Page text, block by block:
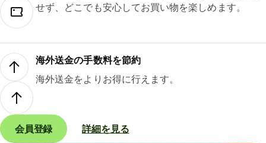
せず、どこでも安心してお買い物を楽しめます。
海外送金の手数料を節約
海外送金をよりお得に行えます。
会員登録 詳細を見る